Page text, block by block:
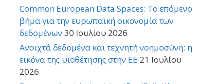
Common European Data Spaces: Το επόμενο
βήμα για την ευρωπαϊκή οικονομία των
δεδομένων 30 Ιουλίου 2026
Ανοιχτά δεδομένα και τεχνητή νοημοσύνη: η
εικόνα της υιοθέτησης στην ΕΕ 21 Ιουλίου
2026